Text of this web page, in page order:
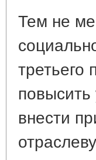
Тем не
третьего
внести